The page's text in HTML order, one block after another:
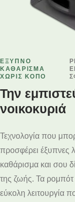
ΕΞΥΠΝΟ
ΚΑΘΑΡΙΣΜΑ
ΧΩΡΙΣ ΚΟΠΟ
Την
νοικοκυριά
Τεχνολογία που
προσφέρει έξυπνες
καθάρισμα και σου
της ζωής. Τα
εύκολη λειτουργία